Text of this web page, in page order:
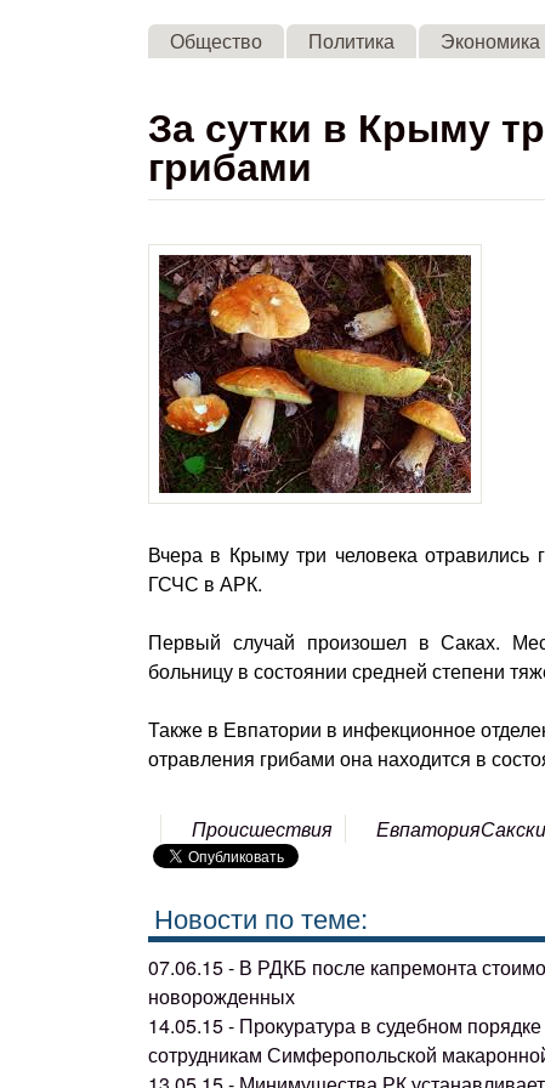
Общество Политика Экономика
За сутки в Крыму
грибами
Вчера в Крыму три человека
ГСЧС в АРК.
Первый случай произошел в Саках.
больницу в состоянии средней степени
Также в Евпатории в инфекционное
отравления грибами она находится в
Происшествия Евпатория
Новости по теме:
07.06.15 - В РДКБ после капремонта
новорожденных
14.05.15 - Прокуратура в судебном
сотрудникам Симферопольской